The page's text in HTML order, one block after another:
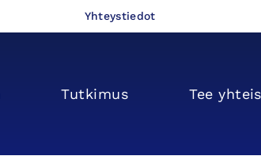
Yhteystiedot
Tutkimus Tee